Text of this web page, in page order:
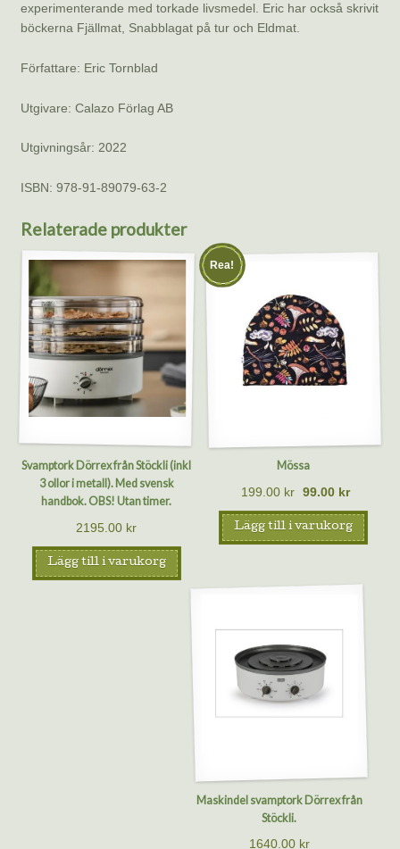
experimenterande med torkade livsmedel. Eric har också skrivit
böckerna Fjällmat, Snabblagat på tur och Eldmat.
Författare: Eric Tornblad
Utgivare: Calazo Förlag AB
Utgivningsår: 2022
ISBN: 978-91-89079-63-2
Relaterade produkter
Svamptork Dörrex från Stöckli (inkl
3 ollor i metall). Med svensk
handbok. OBS! Utan timer.
2195.00 kr
Lägg till i varukorg
Mössa
199.00 kr 99.00 kr
Rea!
Lägg till i varukorg
Maskindel svamptork Dörrex från
Stöckli.
1640.00 kr